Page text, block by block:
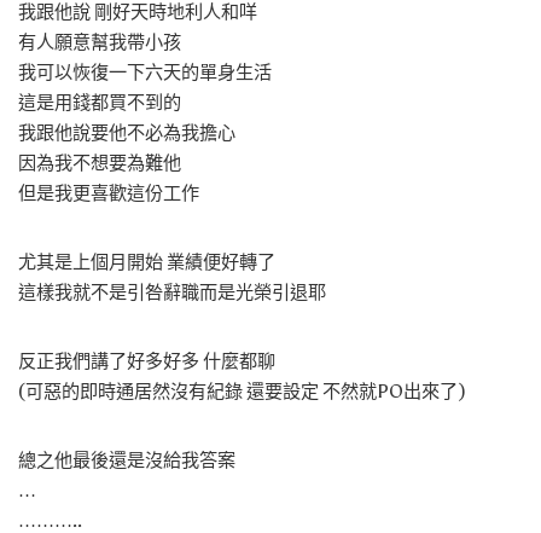
我跟他說 剛好天時地利人和咩
有人願意幫我帶小孩
我可以恢復一下六天的單身生活
這是用錢都買不到的
我跟他說要他不必為我擔心
因為我不想要為難他
但是我更喜歡這份工作
尤其是上個月開始 業績便好轉了
這樣我就不是引咎辭職而是光榮引退耶
反正我們講了好多好多 什麼都聊
(可惡的即時通居然沒有紀錄 還要設定 不然就PO出來了)
總之他最後還是沒給我答案
…
………..